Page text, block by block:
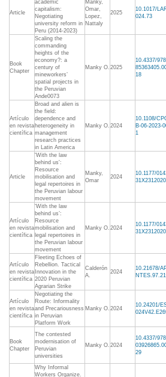
Article
academic
capitalism:
Negotiating
university reform in
Peru (2014-2023)
Manky,
Omar,
Lopez,
Nattaly
2025
10.1017/
024.73
Book
Chapter
Scaling the
commanding
heights of the
economy?: a
century of
mineworkers’
spatial projects in
the Peruvian
Ande0073
Manky O. 2025
10.4337/
18
Artículo
en revista
científica
Broad and alien is
the field:
dependence and
heterogeneity in
management
research practices
in Latin America
Manky O. 2024
10.1108/
B-06-2023-
1
Article
'With the law
behind us':
Resource
mobilisation and
legal repertoires in
the Peruvian labour
movement
Manky,
Omar
2024
10.1177/
Artículo
en revista
científica
‘With the law
behind us’:
Resource
mobilisation and
legal repertoires in
the Peruvian labour
movement
Manky O. 2024
10.1177/
Artículo
en revista
científica
Fleeting Echoes of
Rebellion. Tactical
Innovation in the
2020 Peruvian
Agrarian Strike
Calderón
A.
2024
10.21678/
Artículo
en revista
científica
Negotiating the
Route: Informality
and Precariousness
in Peruvian
Platform Work
Manky O. 2024
10.24201/
Book
Chapter
The contested
modernisation of
Peruvian
universities
Manky O. 2024
10.4337/
29
Why Informal
Workers Organize.